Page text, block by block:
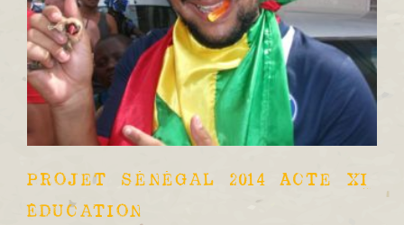
Projet Sénégal 2014 Acte XI
Éducation